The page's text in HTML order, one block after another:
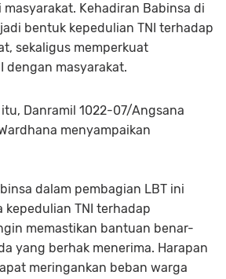
Kehadiran Babinsa di
bentuk kepedulian TNI terhadap
sekaligus memperkuat
dengan masyarakat.
Danramil 1022-07/Angsana
menyampaikan
dalam pembagian LBT ini
TNI terhadap
memastikan bantuan benar-
yang berhak menerima. Harapan
meringankan beban warga